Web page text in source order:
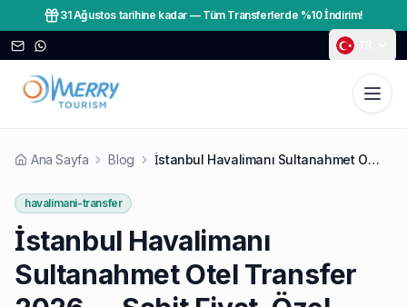
31 Ağustos tarihine kadar — Tüm Transferlerde %10 İndirim!
Ana Sayfa Blog İstanbul Havalimanı Sultanahmet Otel Transfer 2026 — Sabit Fiyat, Özel Mercedes
havalimani-transfer
İstanbul Havalimanı
Sultanahmet Otel Transfer